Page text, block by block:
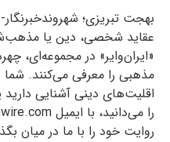
بهجت تبریزی؛ شهروندخبرنگار-
عقاید شخصی، دین یا
«ایران‌وایر» در مجموعه‌ای،
مذهبی را معرفی می‌کنند.
اقلیت‌های دینی آشنایی
روایت خود را با ما در میان